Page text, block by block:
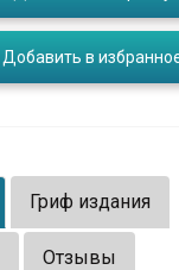
Добавить в
Гриф издания
Отзывы